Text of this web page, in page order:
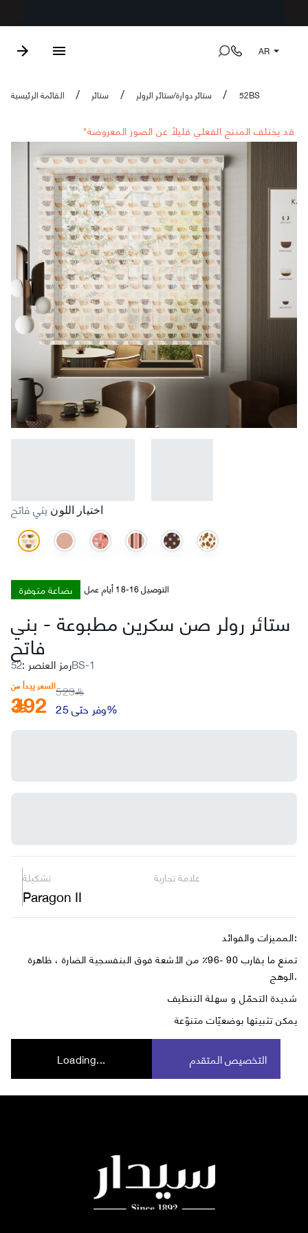
AR
القائمة الرئيسية / ستائر / ستائر دوارة/ستائر الرولر / 52BS
*قد يختلف المنتج الفعلي قليلاً عن الصور المعروضة
اختيار اللون بني فاتح
بضاعة متوفرة التوصيل 16-18 أيام عمل
ستائر رولر صن سكرين مطبوعة- بني
فاتح
رمز العنصر : 52BS-1
السعر يبدأ من
392 ﷼523
وفر حتى 25%
تشكيلة
Paragon II
علامة تجارية
المميزات والفوائد:
تمنع ما يقارب 90 -96٪ من الأشعة فوق البنفسجية الضارة ، ظاهرة
الوهج.
شديدة التحمّل و سهلة التنظيف
يمكن تثبيتها بوضعيّات متنوّعة
Loading... التخصيص المتقدم